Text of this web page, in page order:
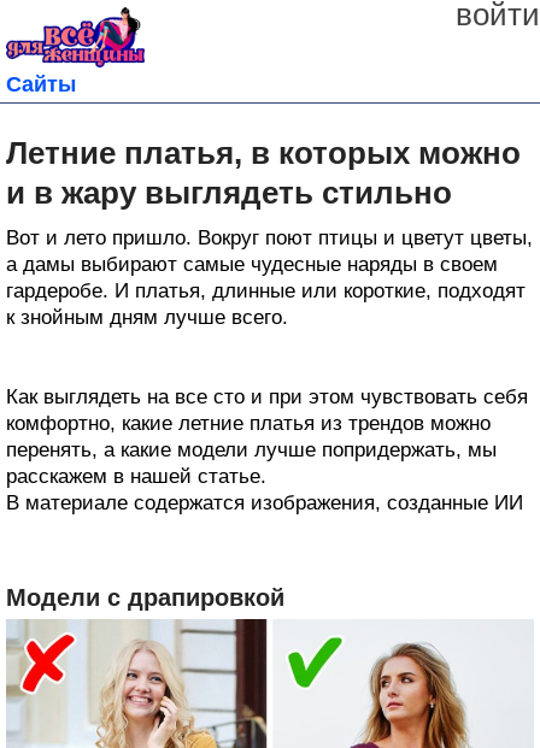
войти
Сайты
Летние платья, в которых можно
и в жару выглядеть стильно
Вот и лето пришло. Вокруг поют птицы и цветут цветы,
а дамы выбирают самые чудесные наряды в своем
гардеробе. И платья, длинные или короткие, подходят
к знойным дням лучше всего.
Как выглядеть на все сто и при этом чувствовать себя
комфортно, какие летние платья из трендов можно
перенять, а какие модели лучше попридержать, мы
расскажем в нашей статье.
В материале содержатся изображения, созданные ИИ
Модели с драпировкой